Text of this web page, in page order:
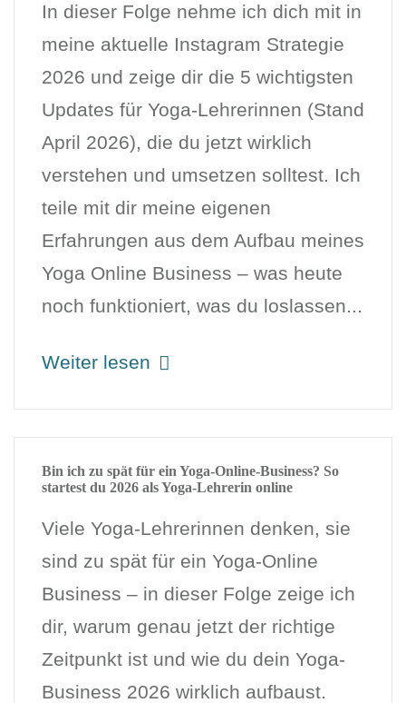
In dieser Folge nehme ich dich mit in
meine aktuelle Instagram Strategie
2026 und zeige dir die 5 wichtigsten
Updates für Yoga-Lehrerinnen (Stand
April 2026), die du jetzt wirklich
verstehen und umsetzen solltest. Ich
teile mit dir meine eigenen
Erfahrungen aus dem Aufbau meines
Yoga Online Business – was heute
noch funktioniert, was du loslassen...
Weiter lesen
Bin ich zu spät für ein Yoga-Online-Business? So
startest du 2026 als Yoga-Lehrerin online
Viele Yoga-Lehrerinnen denken, sie
sind zu spät für ein Yoga-Online
Business – in dieser Folge zeige ich
dir, warum genau jetzt der richtige
Zeitpunkt ist und wie du dein Yoga-
Business 2026 wirklich aufbaust.